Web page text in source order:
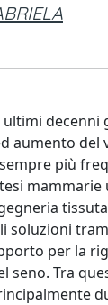
ultimi decenni
aumento del
più
mammarie
soluzioni
per la
seno. Tra